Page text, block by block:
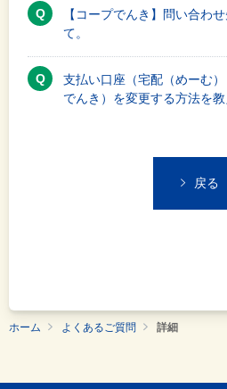
【コープでんき】問い合わ
て。
支払い口座（宅配（めーむ
でんき）を変更する方法を教
戻る
ホーム よくあるご質問 詳細